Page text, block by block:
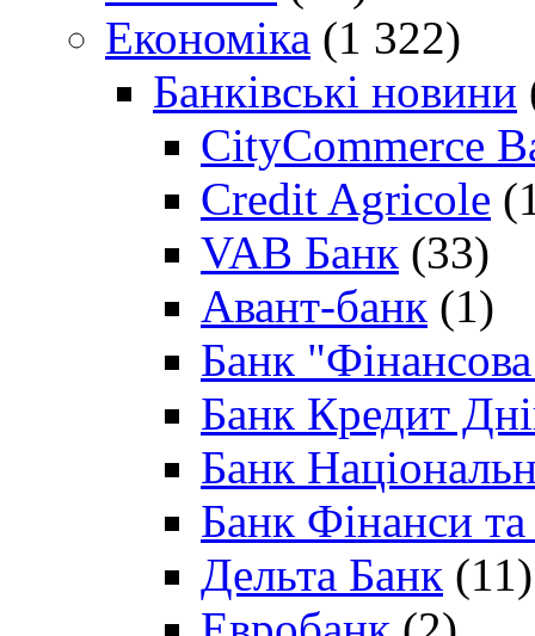
Економіка (1 322)
Банківські новини
CityCommerce
Credit Agricole
VAB Банк (33)
Авант-банк (1)
Банк "Фінансова
Банк Кредит
Банк
Банк Фінанси
Дельта Банк (11)